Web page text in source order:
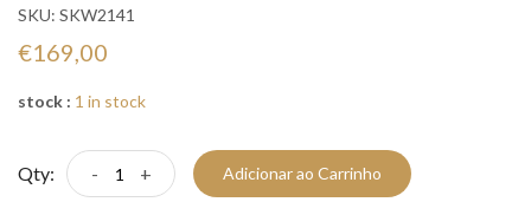
SKU: SKW2141
€169,00
stock : 1 in stock
Qty: - + Adicionar ao Carrinho